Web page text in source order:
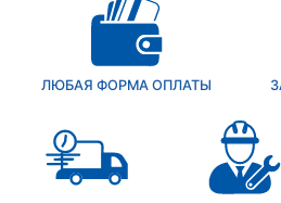
ЛЮБАЯ ФОРМА ОПЛАТЫ